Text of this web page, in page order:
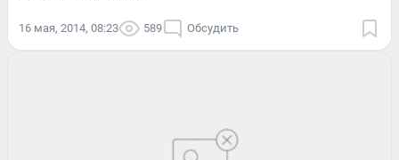
16 мая, 2014, 08:23 589 Обсудить